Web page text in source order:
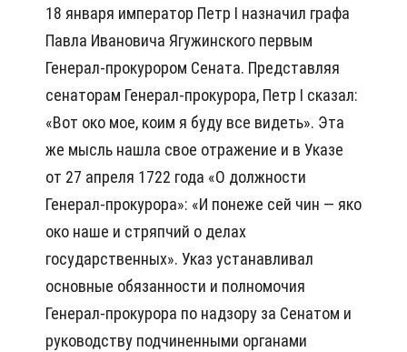
18 января император Петр I назначил графа
Павла Ивановича Ягужинского первым
Генерал-прокурором Сената. Представляя
сенаторам Генерал-прокурора, Петр I сказал:
«Вот око мое, коим я буду все видеть». Эта
же мысль нашла свое отражение и в Указе
от 27 апреля 1722 года «О должности
Генерал-прокурора»: «И понеже сей чин — яко
око наше и стряпчий о делах
государственных». Указ устанавливал
основные обязанности и полномочия
Генерал-прокурора по надзору за Сенатом и
руководству подчиненными органами